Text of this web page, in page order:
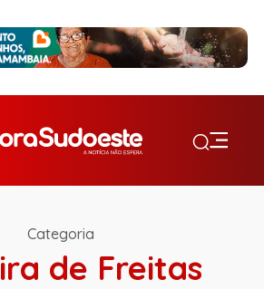
Categoria
de Freitas